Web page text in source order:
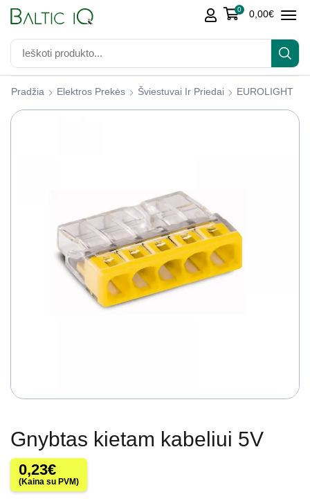
0 0,00€
Pradžia Elektros Prekės Šviestuvai Ir Priedai EUROLIGHT
Gnybtas kietam kabeliui 5V
0,23€
(Kaina su PVM)